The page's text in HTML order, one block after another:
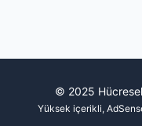
© 2025 Hücresel
Yüksek içerikli,